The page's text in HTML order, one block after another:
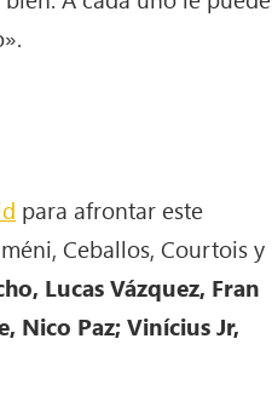
para afrontar este
Ceballos, Courtois y
Lucas Vázquez, Fran
Nico Paz; Vinícius Jr,